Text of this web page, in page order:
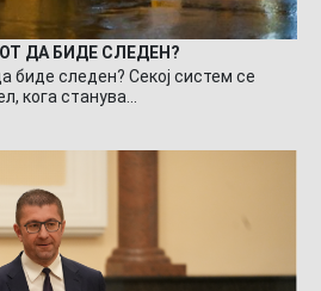
ДА БИДЕ СЛЕДЕН?
биде следен? Секој систем се
кога станува…